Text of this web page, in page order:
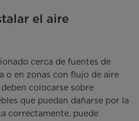
el aire
cerca de fuentes de
o en zonas con flujo de aire
colocarse sobre
que puedan dañarse por la
correctamente, puede